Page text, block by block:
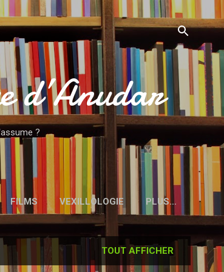
d’Anudar
?
FILMS VEXILLOLOGIE PLUS…
TOUT AFFICHER